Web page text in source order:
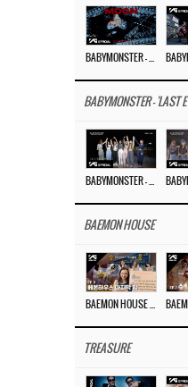
BABYMONSTER - 'LAST
BAEMON HOUSE
TREASURE